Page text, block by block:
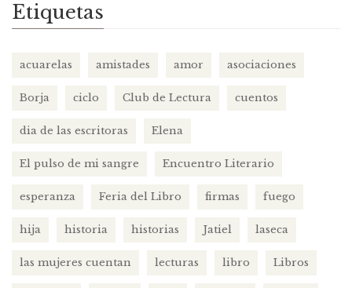
Etiquetas
acuarelas amistades amor asociaciones
Borja ciclo Club de Lectura cuentos
dia de las escritoras Elena
El pulso de mi sangre Encuentro Literario
esperanza Feria del Libro firmas fuego
hija historia historias Jatiel laseca
las mujeres cuentan lecturas libro Libros